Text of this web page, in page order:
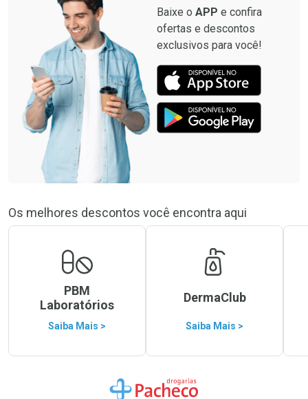
Baixe o APP e confira
ofertas e descontos
exclusivos para você!
Os melhores descontos você encontra aqui
PBM
Laboratórios
Saiba Mais >
DermaClub
Saiba Mais >
Ir para a Home